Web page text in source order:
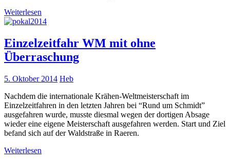
Weiterlesen
Einzelzeitfahr WM mit ohne
Überraschung
5. Oktober 2014 Heb
Nachdem die internationale Krähen-Weltmeisterschaft im
Einzelzeitfahren in den letzten Jahren bei “Rund um Schmidt”
ausgefahren wurde, musste diesmal wegen der dortigen Absage
wieder eine eigene Meisterschaft ausgefahren werden. Start und Ziel
befand sich auf der Waldstraße in Raeren.
Weiterlesen